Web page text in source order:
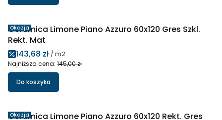
Okazja
Ceramica Limone Piano Azzuro 60x120 Gres Szkl.
Rekt. Mat
Cena promocyjna
143,68 zł / m2
Najniższa cena: 145,00 zł
Do koszyka
Okazja
Ceramica Limone Piano Azzuro 60x120 Rekt. Gres